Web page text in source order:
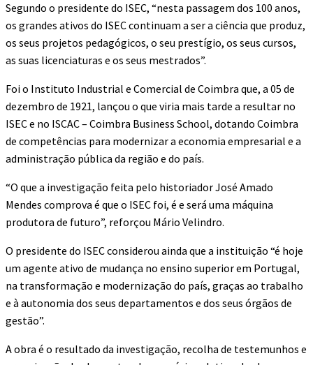
Segundo o presidente do ISEC, “nesta passagem dos 100 anos,
os grandes ativos do ISEC continuam a ser a ciência que produz,
os seus projetos pedagógicos, o seu prestígio, os seus cursos,
as suas licenciaturas e os seus mestrados”.
Foi o Instituto Industrial e Comercial de Coimbra que, a 05 de
dezembro de 1921, lançou o que viria mais tarde a resultar no
ISEC e no ISCAC – Coimbra Business School, dotando Coimbra
de competências para modernizar a economia empresarial e a
administração pública da região e do país.
“O que a investigação feita pelo historiador José Amado
Mendes comprova é que o ISEC foi, é e será uma máquina
produtora de futuro”, reforçou Mário Velindro.
O presidente do ISEC considerou ainda que a instituição “é hoje
um agente ativo de mudança no ensino superior em Portugal,
na transformação e modernização do país, graças ao trabalho
e à autonomia dos seus departamentos e dos seus órgãos de
gestão”.
A obra é o resultado da investigação, recolha de testemunhos e